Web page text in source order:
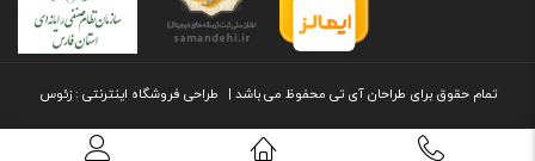
تمام حقوق برای طراحان آی تی محفوظ می باشد | طراحی فروشگاه اینترنتی : زئوس